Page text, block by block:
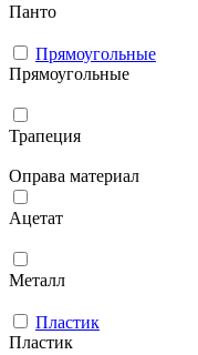
Панто
Прямоугольные
Прямоугольные
Трапеция
Оправа материал
Ацетат
Металл
Пластик
Пластик